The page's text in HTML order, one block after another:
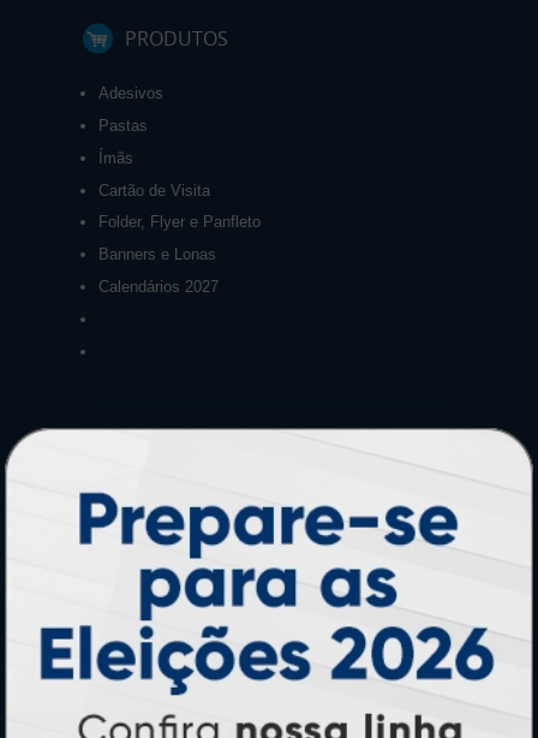
PRODUTOS
Adesivos
Pastas
Ímãs
Cartão de Visita
Folder, Flyer e Panfleto
Banners e Lonas
Calendários 2027
* Pagamento com cartão de crédito terá valor adicional.
** Pagamentos a prazo poderão ter acréscimo.
*** Nota fiscal sujeita a emissão de acordo com prestador de
serviço, conforme legislação pertinente.